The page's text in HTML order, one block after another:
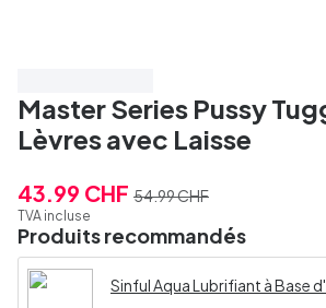
Master Series Pussy
Lèvres avec Laisse
43.99 CHF 54.99 CHF
TVA incluse
Produits recommandés
Sinful Aqua Lubrifiant à Base